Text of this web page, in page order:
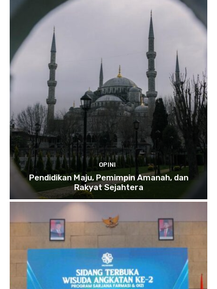
OPINI
Pendidikan Maju, Pemimpin Amanah, dan
Rakyat Sejahtera